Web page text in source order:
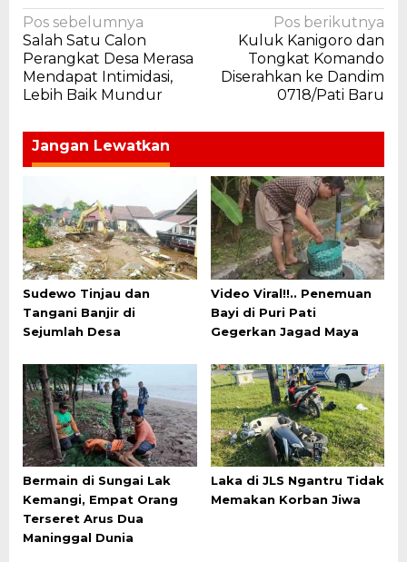
Navigasi
pos
Pos sebelumnya
Salah Satu Calon
Perangkat Desa Merasa
Mendapat Intimidasi,
Lebih Baik Mundur
Pos berikutnya
Kuluk Kanigoro dan
Tongkat Komando
Diserahkan ke Dandim
0718/Pati Baru
Jangan Lewatkan
Sudewo Tinjau dan
Tangani Banjir di
Sejumlah Desa
Video Viral!!.. Penemuan
Bayi di Puri Pati
Gegerkan Jagad Maya
Bermain di Sungai Lak
Kemangi, Empat Orang
Terseret Arus Dua
Maninggal Dunia
Laka di JLS Ngantru Tidak
Memakan Korban Jiwa